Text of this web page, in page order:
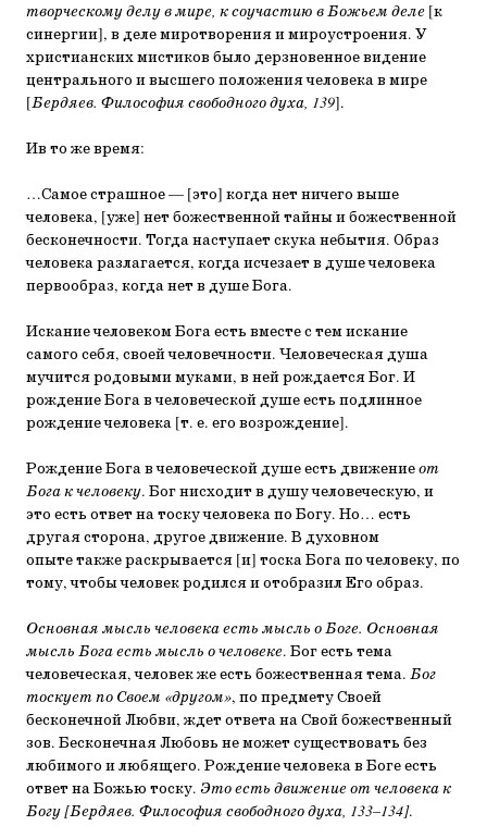
творческому делу в мире, к соучастию в Божьем деле [к
синергии], в деле миротворения и мироустроения. У
христианских мистиков было дерзновенное видение
центрального и высшего положения человека в мире
[Бердяев. Философия свободного духа, 139].
Ив то же время:
…Самое страшное — [это] когда нет ничего выше
человека, [уже] нет божественной тайны и божественной
бесконечности. Тогда наступает скука небытия. Образ
человека разлагается, когда исчезает в душе человека
первообраз, когда нет в душе Бога.
Искание человеком Бога есть вместе с тем искание
самого себя, своей человечности. Человеческая душа
мучится родовыми муками, в ней рождается Бог. И
рождение Бога в человеческой душе есть подлинное
рождение человека [т. е. его возрождение].
Рождение Бога в человеческой душе есть движениеот
Бога к человеку. Бог нисходит в душу человеческую, и
это есть ответ на тоску человека по Богу. Но… есть
другая сторона, другое движение. В духовном
опыте также раскрывается [и] тоска Бога по человеку, по
тому, чтобы человек родился и отобразил Его образ.
Основная мысль человека есть мысль о Боге. Основная
мысль Бога есть мысль о человеке. Бог есть тема
человеческая, человек же есть божественная тема. Бог
тоскует по Своем «другом», по предмету Своей
бесконечной Любви, ждет ответа на Свой божественный
зов. Бесконечная Любовь не может существовать без
любимого и любящего. Рождение человека в Боге есть
ответ на Божью тоску. Это есть движение от человека к
Богу [Бердяев. Философия свободного духа, 133–134].